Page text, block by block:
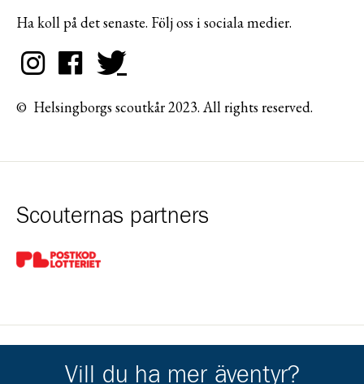
Ha koll på det senaste. Följ oss i sociala medier.
© Helsingborgs scoutkår 2023. All rights reserved.
Scouternas partners
Gå till pl_50
Vill du ha mer äventyr?